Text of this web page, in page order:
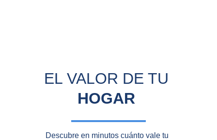
EL VALOR DE TU
HOGAR
Descubre en minutos cuánto vale tu